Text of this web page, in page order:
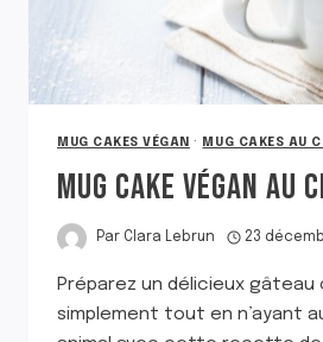
MUG CAKES VÉGAN · MUG CAKES AU
MUG CAKE VÉGAN AU
Par Clara Lebrun 23
Préparez un délicieux
simplement tout en n’ayant